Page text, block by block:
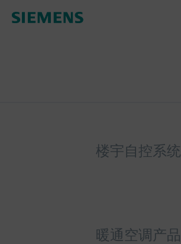
楼宇自控系统
暖通空调产品